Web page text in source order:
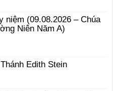
niệm (09.08.2026 – Chúa
Niên Năm A)
Edith Stein